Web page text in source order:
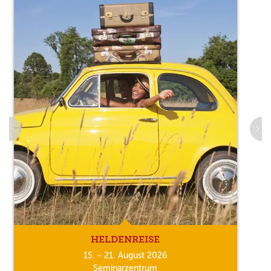
HELDENREISE
15. - 21. August 2026
Seminarzentrum